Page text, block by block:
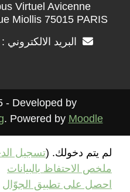
Virtuel Avicenne
Miollis 75015 PARIS
البريد الالكتروني :
- Developed by
. Powered by Moodle
لم يتم دخولك. (تسجيل
ملخص الاحتفاظ بالبيانات
احصل على تطبيق الجوّال